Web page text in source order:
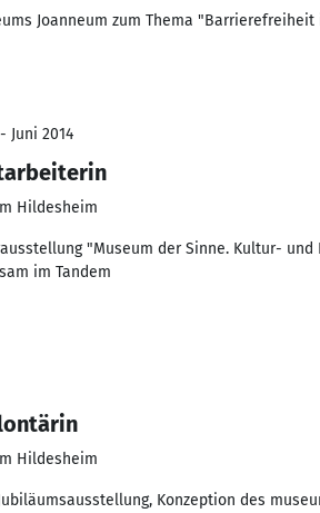
Joanneum zum Thema
Juni 2014
Hildesheim
"Museum der Sinne. Kultur-
im Tandem
Hildesheim
Konzeption des